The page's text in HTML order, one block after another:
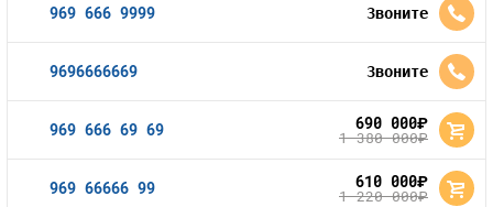
Номера
Тарифы
ЙОТА
Тарифы
Продать номер
969 666 9999 Звоните
9696666669 Звоните
969 666 69 69 690 000руб.
1 380 000руб.
969 66666 99 610 000руб.
1 220 000руб.